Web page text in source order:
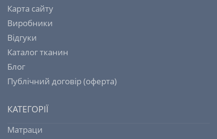
Карта сайту
Виробники
Відгуки
Каталог тканин
Блог
Публічний договір (оферта)
КАТЕГОРІЇ
Матраци